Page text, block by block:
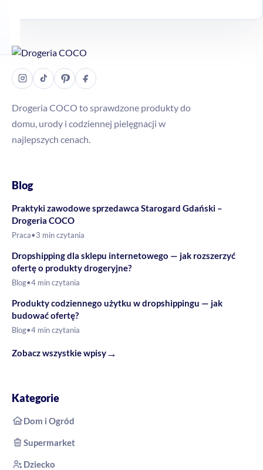
Drogeria COCO to sprawdzone produkty do
domu, urody i codziennej pielęgnacji w
najlepszych cenach.
Blog
Praktyki zawodowe sprzedawca Starogard Gdański –
Drogeria COCO
Praca•3 min czytania
Dropshipping dla sklepu internetowego — jak rozszerzyć
ofertę o produkty drogeryjne?
Blog•4 min czytania
Produkty codziennego użytku w dropshippingu — jak
budować ofertę?
Blog•4 min czytania
Zobacz wszystkie wpisy→
Kategorie
Dom i Ogród
Supermarket
Dziecko